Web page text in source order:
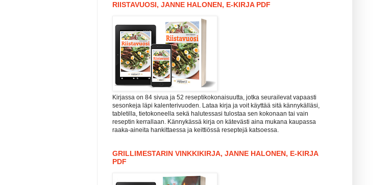
RIISTAVUOSI, JANNE HALONEN, E-KIRJA PDF
Kirjassa on 84 sivua ja 52 reseptikokonaisuutta, jotka seurailevat vapaasti
sesonkeja läpi kalenterivuoden. Lataa kirja ja voit käyttää sitä kännykälläsi,
tabletilla, tietokoneella sekä halutessasi tulostaa sen kokonaan tai vain
reseptin kerrallaan. Kännykässä kirja on kätevästi aina mukana kaupassa
raaka-aineita hankittaessa ja keittiössä reseptejä katsoessa.
GRILLIMESTARIN VINKKIKIRJA, JANNE HALONEN, E-KIRJA
PDF